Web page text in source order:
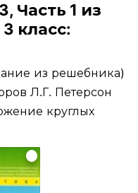
Часть 1 из
класс:
из решебника)
Л.Г. Петерсон
круглых